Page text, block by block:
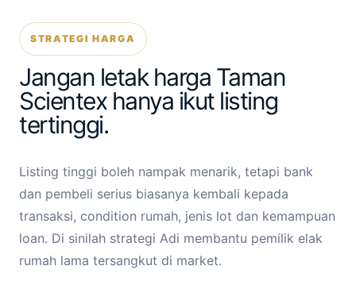
STRATEGI HARGA
Jangan letak harga Taman
Scientex hanya ikut listing
tertinggi.
Listing tinggi boleh nampak menarik, tetapi bank
dan pembeli serius biasanya kembali kepada
transaksi, condition rumah, jenis lot dan kemampuan
loan. Di sinilah strategi Adi membantu pemilik elak
rumah lama tersangkut di market.